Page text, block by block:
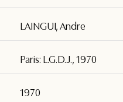
LAINGUI, Andre
Paris: L.G.D.J., 1970
1970